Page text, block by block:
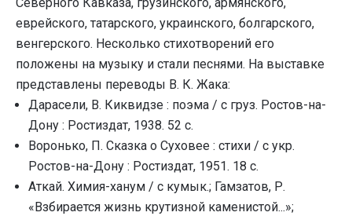
Северного Кавказа, грузинского, армянского,
еврейского, татарского, украинского, болгарского,
венгерского. Несколько стихотворений его
положены на музыку и стали песнями. На выставке
представлены переводы В. К. Жака:
Дарасели, В. Киквидзе : поэма / с груз. Ростов-на-
Дону : Ростиздат, 1938. 52 с.
Воронько, П. Сказка о Суховее : стихи / с укр.
Ростов-на-Дону : Ростиздат, 1951. 18 с.
Аткай. Химия-ханум / с кумык.; Гамзатов, Р.
«Взбирается жизнь крутизной каменистой...»;